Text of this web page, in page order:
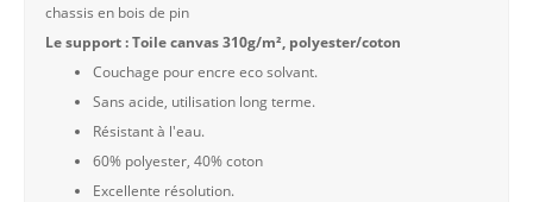
chassis en bois de pin
Le support : Toile canvas 310g/m², polyester/coton
Couchage pour encre eco solvant.
Sans acide, utilisation long terme.
Résistant à l'eau.
60% polyester, 40% coton
Excellente résolution.